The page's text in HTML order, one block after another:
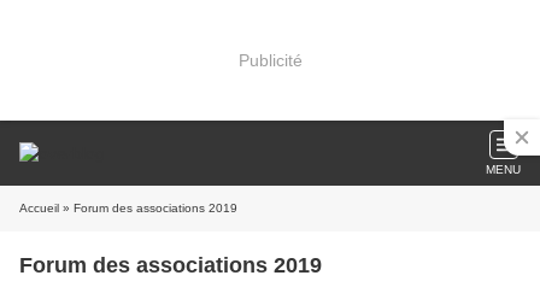
Publicité
MENU
Accueil » Forum des associations 2019
Forum des associations 2019